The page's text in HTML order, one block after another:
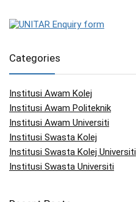
Categories
Institusi Awam Kolej
Institusi Awam Politeknik
Institusi Awam Universiti
Institusi Swasta Kolej
Institusi Swasta Kolej Universiti
Institusi Swasta Universiti